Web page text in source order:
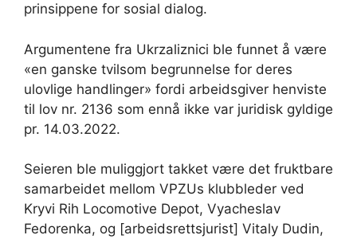
prinsippene for sosial dialog.
Argumentene fra Ukrzaliznici ble funnet å være
«en ganske tvilsom begrunnelse for deres
ulovlige handlinger» fordi arbeidsgiver henviste
til lov nr. 2136 som ennå ikke var juridisk gyldige
pr. 14.03.2022.
Seieren ble muliggjort takket være det fruktbare
samarbeidet mellom VPZUs klubbleder ved
Kryvi Rih Locomotive Depot, Vyacheslav
Fedorenka, og [arbeidsrettsjurist] Vitaly Dudin,